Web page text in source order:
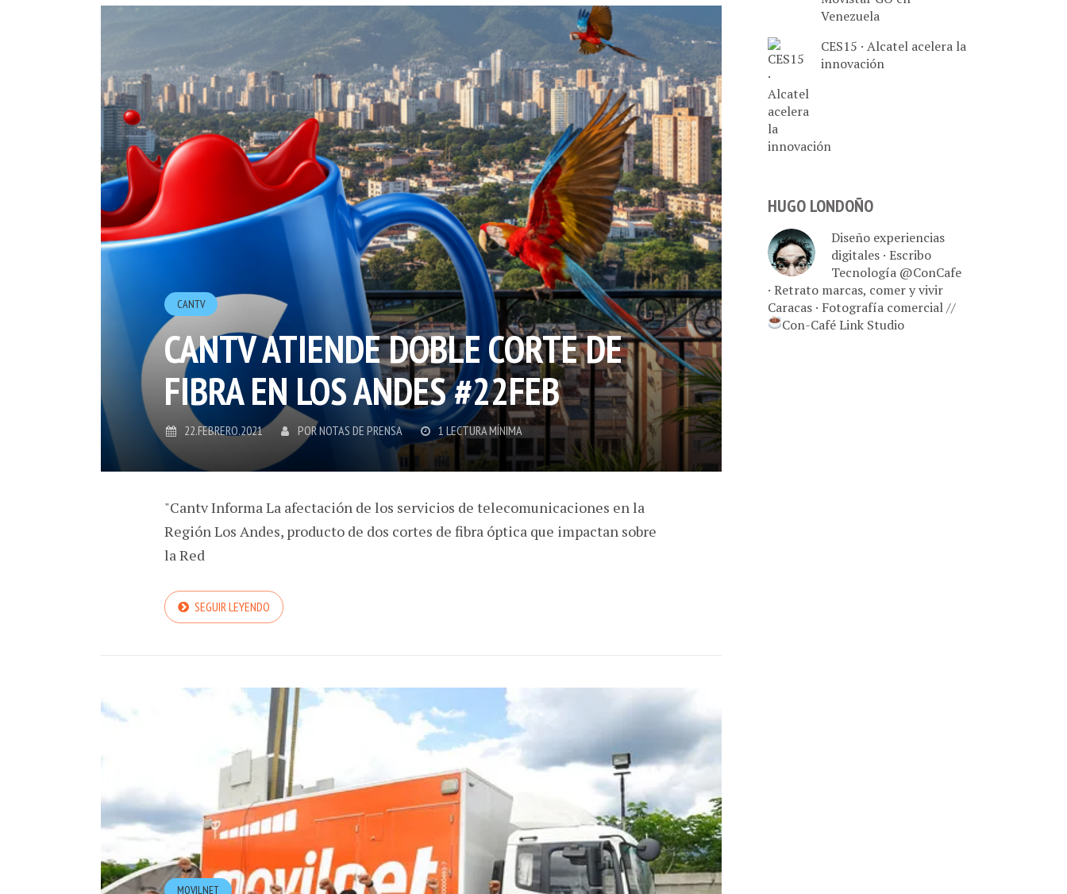
CANTV
CANTV ATIENDE DOBLE CORTE DE
FIBRA EN LOS ANDES #22FEB
22.FEBRERO.2021 PORNOTAS DE PRENSA 1 LECTURA MÍNIMA
"Cantv Informa La afectación de los servicios de telecomunicaciones en la
Región Los Andes, producto de dos cortes de fibra óptica que impactan sobre
la Red
SEGUIR LEYENDO
MOVILNET
Venezuela
CES15 · Alcatel acelera la
innovación
HUGO LONDOÑO
Diseño experiencias
digitales · Escribo
Tecnología @ConCafe
· Retrato marcas, comer y vivir
Caracas · Fotografía comercial //
Con-Café Link Studio